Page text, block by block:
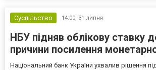
Суспільство 14:00, 31 липня
НБУ підняв облікову ставку
причини посилення
Національний банк України ухвалив рішення